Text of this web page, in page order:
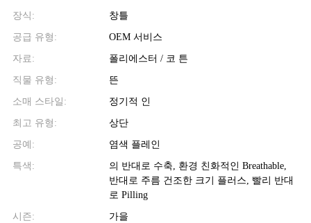
장식: 창틀
공급 유형: OEM 서비스
자료: 폴리에스터 / 코 튼
직물 유형: 뜬
소매 스타일: 정기적 인
최고 유형: 상단
공예: 염색 플레인
특색:
의 반대로 수축, 환경 친화적인 Breathable,
반대로 주름 건조한 크기 플러스, 빨리 반대
로 Pilling
시즌: 가을